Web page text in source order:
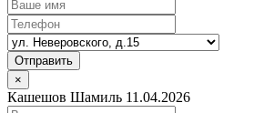
Отправить
×
Кашешов Шамиль 11.04.2026